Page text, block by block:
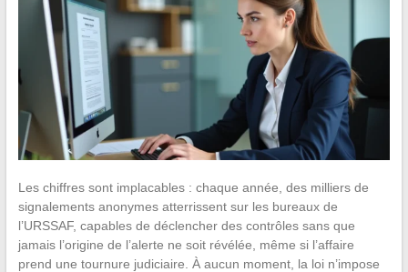
Les chiffres sont implacables : chaque année, des milliers de
signalements anonymes atterrissent sur les bureaux de
l’URSSAF, capables de déclencher des contrôles sans que
jamais l’origine de l’alerte ne soit révélée, même si l’affaire
prend une tournure judiciaire. À aucun moment, la loi n’impose